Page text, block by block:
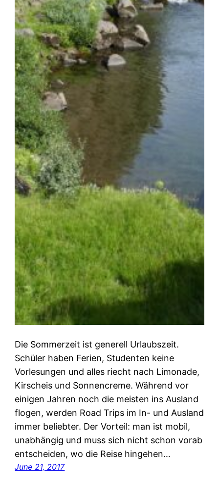
Die Sommerzeit ist generell Urlaubszeit.
Schüler haben Ferien, Studenten keine
Vorlesungen und alles riecht nach Limonade,
Kirscheis und Sonnencreme. Während vor
einigen Jahren noch die meisten ins Ausland
flogen, werden Road Trips im In- und Ausland
immer beliebter. Der Vorteil: man ist mobil,
unabhängig und muss sich nicht schon vorab
entscheiden, wo die Reise hingehen…
June 21, 2017